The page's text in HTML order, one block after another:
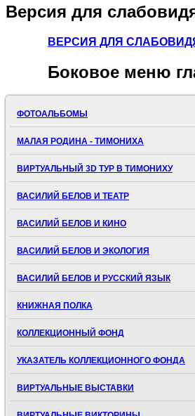
Версия для
ВЕРСИЯ ДЛЯ
Боковое меню
ФОТОАЛЬБОМЫ
МАЛАЯ РОДИНА - ТИМОНИХА
ВИРТУАЛЬНЫЙ 3D ТУР В ТИМОНИХУ
ВАСИЛИЙ БЕЛОВ И ТЕАТР
ВАСИЛИЙ БЕЛОВ И КИНО
ВАСИЛИЙ БЕЛОВ И ЭКОЛОГИЯ
ВАСИЛИЙ БЕЛОВ И РУССКИЙ ЯЗЫК
КНИЖНАЯ ПОЛКА
КОЛЛЕКЦИОННЫЙ ФОНД
УКАЗАТЕЛЬ КОЛЛЕКЦИОННОГО ФОНДА
ВИРТУАЛЬНЫЕ ВЫСТАВКИ